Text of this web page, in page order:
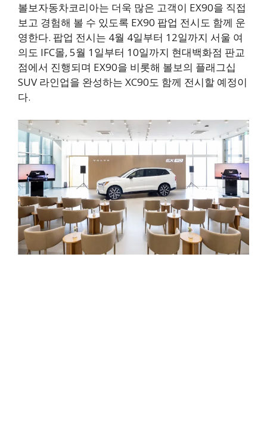
볼보자동차코리아는 더욱 많은 고객이 EX90을 직접
보고 경험해 볼 수 있도록 EX90 팝업 전시도 함께 운
영한다. 팝업 전시는 4월 4일부터 12일까지 서울 여
의도 IFC몰, 5월 1일부터 10일까지 현대백화점 판교
점에서 진행되며 EX90을 비롯해 볼보의 플래그십
SUV 라인업을 완성하는 XC90도 함께 전시할 예정이
다.